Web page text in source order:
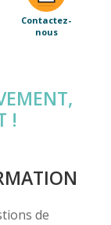
Contactez-
nous
!
de